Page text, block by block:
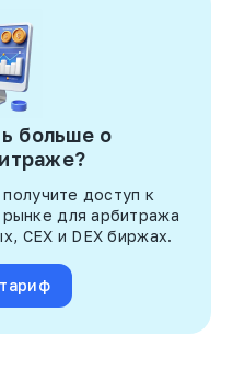
больше о
доступ к
для арбитража
CEX и DEX биржах.